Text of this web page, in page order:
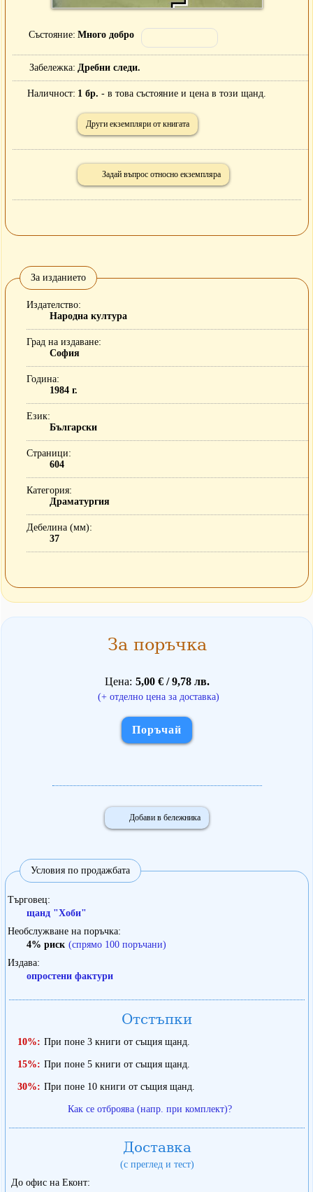
Състояние Много добро
Забележка Дребни следи.
Наличност 1 бр. - в това състояние и цена в този щанд.
Други екземпляри от книгата
Задай въпрос относно екземпляра
За изданието
Издателство
Народна култура
Град на издаване
София
Година
1984 г.
Език
Български
Страници
604
Категория
Драматургия
Дебелина (мм)
37
За поръчка
Цена 5,00 € / 9,78 лв.
(+ отделно цена за доставка)
Поръчай
Добави в бележника
Условия по продажбата
Търговец
щанд "Хоби"
Необслужване на поръчка
4% риск (спрямо 100 поръчани)
Издава
опростени фактури
Отстъпки
10%: При поне 3 книги от същия щанд.
15%: При поне 5 книги от същия щанд.
30%: При поне 10 книги от същия щанд.
Как се отброява (напр. при комплект)?
Доставка
(с преглед и тест)
До офис на Еконт